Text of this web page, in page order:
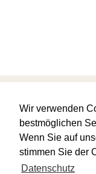
Wir verwenden
bestmöglichen
Wenn Sie auf
stimmen Sie der
Datenschutz